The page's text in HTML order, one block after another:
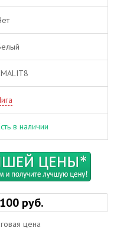
в наличии
руб.
цена